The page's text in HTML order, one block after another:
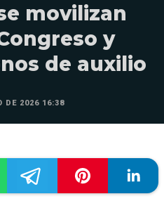
movilizan
y
de auxilio
DE 2026 16:38